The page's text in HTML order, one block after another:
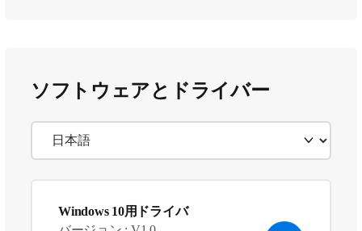
ソフトウェアとドライバー
Windows 10用ドライバ